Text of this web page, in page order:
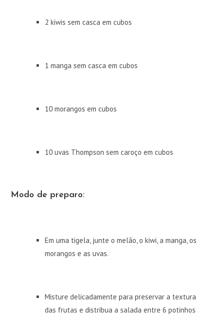
2 kiwis sem casca em cubos
1 manga sem casca em cubos
10 morangos em cubos
10 uvas Thompson sem caroço em cubos
Modo de preparo:
Em uma tigela, junte o melão, o kiwi, a manga, os
morangos e as uvas.
Misture delicadamente para preservar a textura
das frutas e distribua a salada entre 6 potinhos